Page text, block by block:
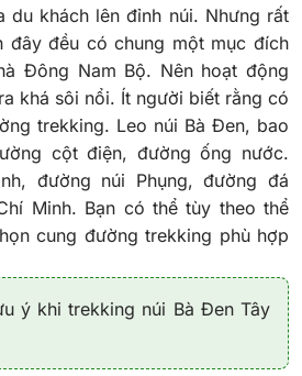
du khách lên đỉnh núi. Nhưng rất
đây đều có chung một mục đích
Đông Nam Bộ. Nên hoạt động
khá sôi nổi. Ít người biết rằng có
trekking. Leo núi Bà Đen, bao
cột điện, đường ống nước.
đường núi Phụng, đường đá
Minh. Bạn có thể tùy theo thể
cung đường trekking phù hợp
ý khi trekking núi Bà Đen Tây